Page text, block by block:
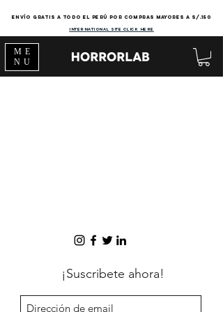
ME
NU
Envío gratis a todo el Perú por compras mayores a s/.150
international site click here
¡Suscribete ahora!